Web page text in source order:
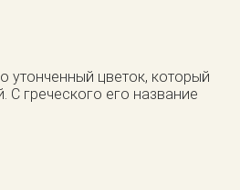
утонченный цветок, который
C греческого его название